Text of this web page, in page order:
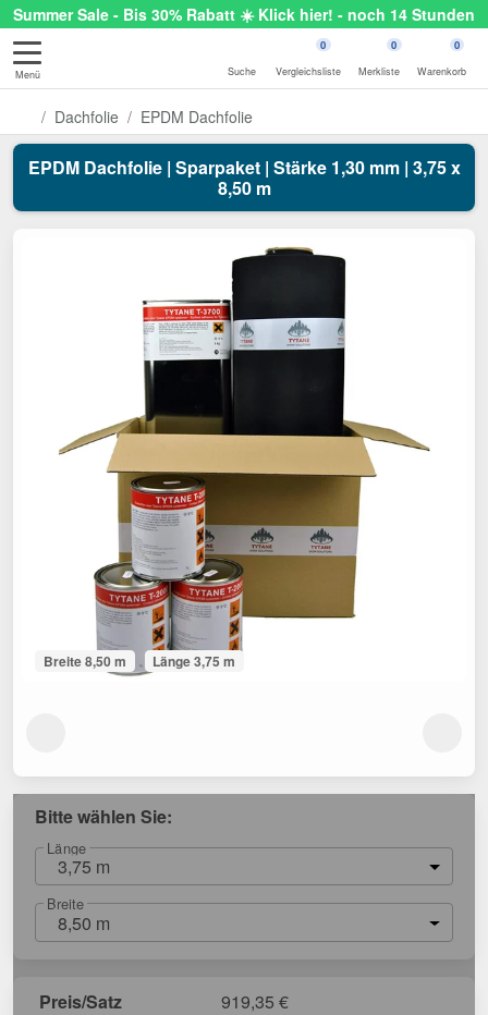
Summer Sale - Bis 30% Rabatt ☀️ Klick hier! - noch 14 Stunden
Menü Suche
0
Vergleichsliste
0
Merkliste
0
Warenkorb
Dachfolie EPDM Dachfolie
EPDM Dachfolie | Sparpaket | Stärke 1,30 mm | 3,75 x
8,50 m
Breite 8,50 m Länge 3,75 m
Bitte wählen Sie:
Länge
3,75 m
Breite
8,50 m
Preis/Satz 919,35 €